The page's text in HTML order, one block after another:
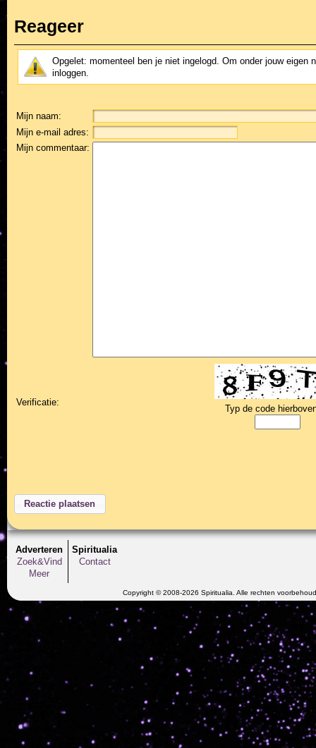
Reageer
Opgelet: momenteel ben je niet ingelogd. Om onder jouw eigen
inloggen.
Mijn naam:
Mijn e-mail adres:
Mijn commentaar:
Verificatie:
Typ de code
Adverteren
Zoek&Vind
Meer
Spiritualia
Contact
Copyright © 2008-2026 Spiritualia. Alle rechten